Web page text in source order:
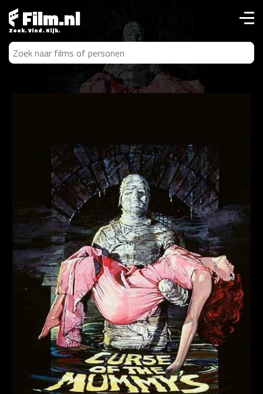
Film.nl
Zoek. Vind. Kijk.